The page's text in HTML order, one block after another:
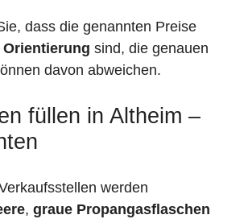
dass die genannten Preise
sind, die genauen
davon abweichen.
füllen in Altheim –
werden
, graue Propangasflaschen